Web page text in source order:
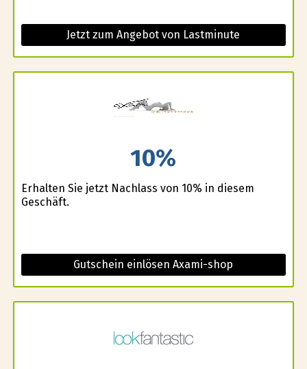
Jetzt zum Angebot von Lastminute
10%
Erhalten Sie jetzt Nachlass von 10% in diesem
Geschäft.
Gutschein einlösen Axami-shop